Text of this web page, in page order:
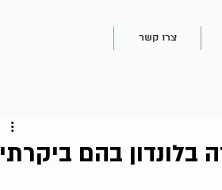
צרו קשר
בלונדון בהם ביקרתי